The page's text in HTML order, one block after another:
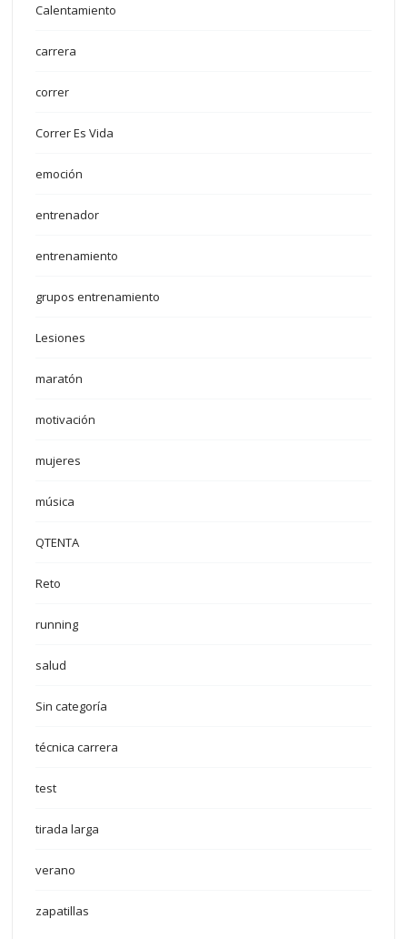
Calentamiento
carrera
correr
Correr Es Vida
emoción
entrenador
entrenamiento
grupos entrenamiento
Lesiones
maratón
motivación
mujeres
música
QTENTA
Reto
running
salud
Sin categoría
técnica carrera
test
tirada larga
verano
zapatillas